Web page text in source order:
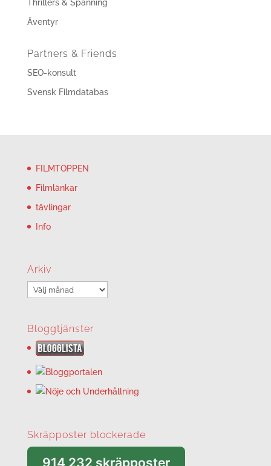
Thrillers & Spänning
Äventyr
Partners & Friends
SEO-konsult
Svensk Filmdatabas
FILMTOPPEN
Filmlänkar
tävlingar
Info
Arkiv
Arkiv
Bloggtjänster
Skräpposter blockerade
914 232 skräpposter